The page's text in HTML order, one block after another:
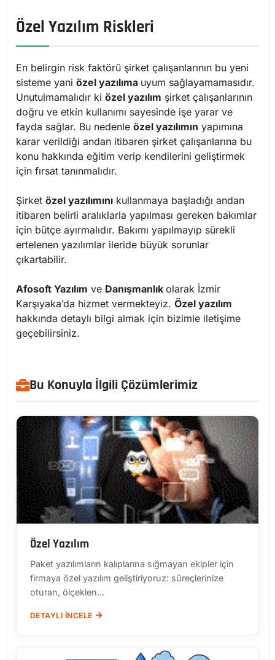
Özel Yazılım Riskleri
En belirgin risk faktörü şirket çalışanlarının bu yeni
sisteme yani özel yazılıma uyum sağlayamamasıdır.
Unutulmamalıdır ki özel yazılım şirket çalışanlarının
doğru ve etkin kullanımı sayesinde işe yarar ve
fayda sağlar. Bu nedenle özel yazılımın yapımına
karar verildiği andan itibaren şirket çalışanlarına bu
konu hakkında eğitim verip kendilerini geliştirmek
için fırsat tanınmalıdır.
Şirket özel yazılımını kullanmaya başladığı andan
itibaren belirli aralıklarla yapılması gereken bakımlar
için bütçe ayırmalıdır. Bakımı yapılmayıp sürekli
ertelenen yazılımlar ileride büyük sorunlar
çıkartabilir.
Afosoft Yazılım ve Danışmanlık olarak İzmir
Karşıyaka’da hizmet vermekteyiz. Özel yazılım
hakkında detaylı bilgi almak için bizimle iletişime
geçebilirsiniz.
Bu Konuyla İlgili Çözümlerimiz
Özel Yazılım
Paket yazılımların kalıplarına sığmayan ekipler için
firmaya özel yazılım geliştiriyoruz: süreçlerinize
oturan, ölçeklen...
DETAYLI İNCELE